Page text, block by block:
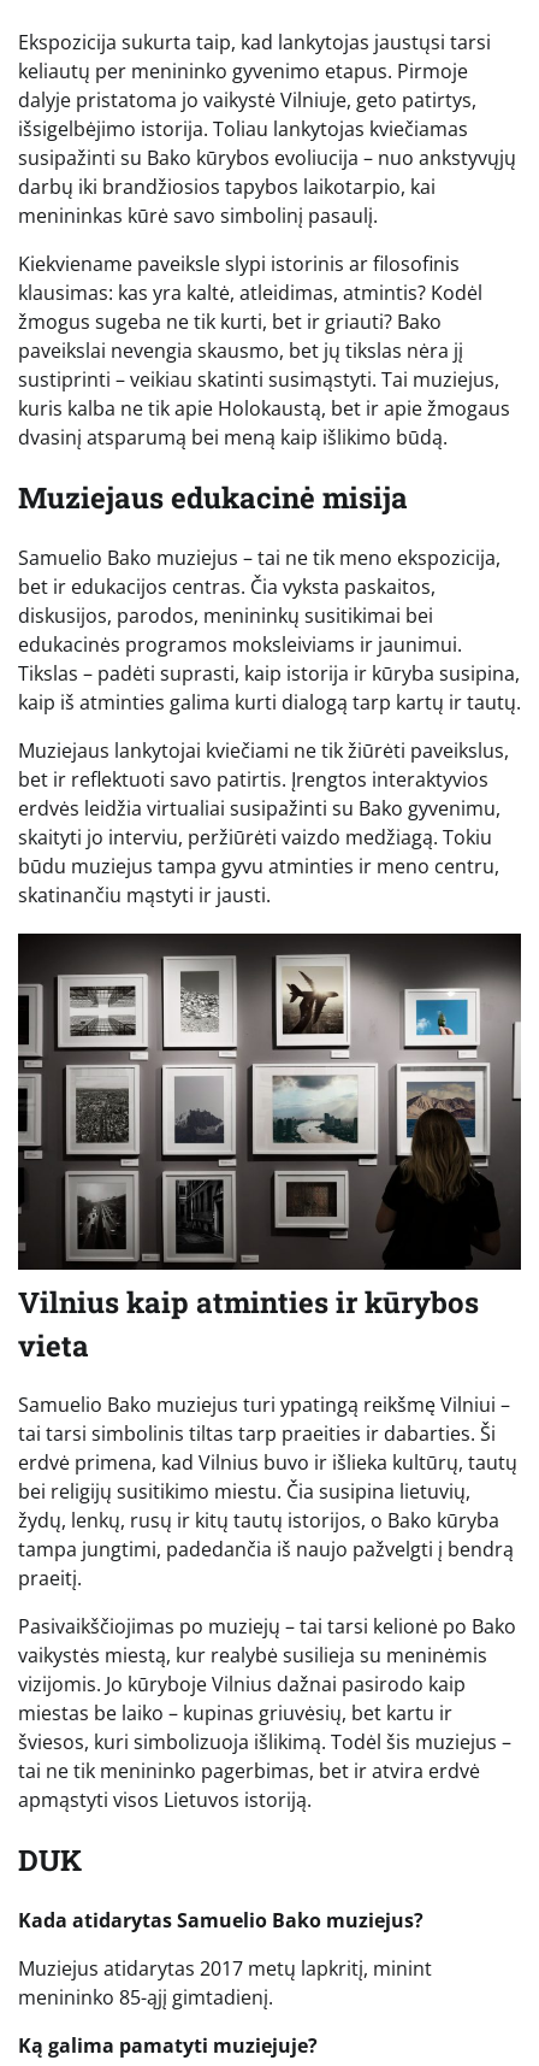
Ekspozicija sukurta taip, kad lankytojas jaustųsi tarsi
keliautų per menininko gyvenimo etapus. Pirmoje
dalyje pristatoma jo vaikystė Vilniuje, geto patirtys,
išsigelbėjimo istorija. Toliau lankytojas kviečiamas
susipažinti su Bako kūrybos evoliucija – nuo ankstyvųjų
darbų iki brandžiosios tapybos laikotarpio, kai
menininkas kūrė savo simbolinį pasaulį.
Kiekviename paveiksle slypi istorinis ar filosofinis
klausimas: kas yra kaltė, atleidimas, atmintis? Kodėl
žmogus sugeba ne tik kurti, bet ir griauti? Bako
paveikslai nevengia skausmo, bet jų tikslas nėra jį
sustiprinti – veikiau skatinti susimąstyti. Tai muziejus,
kuris kalba ne tik apie Holokaustą, bet ir apie žmogaus
dvasinį atsparumą bei meną kaip išlikimo būdą.
Muziejaus edukacinė misija
Samuelio Bako muziejus – tai ne tik meno ekspozicija,
bet ir edukacijos centras. Čia vyksta paskaitos,
diskusijos, parodos, menininkų susitikimai bei
edukacinės programos moksleiviams ir jaunimui.
Tikslas – padėti suprasti, kaip istorija ir kūryba susipina,
kaip iš atminties galima kurti dialogą tarp kartų ir tautų.
Muziejaus lankytojai kviečiami ne tik žiūrėti paveikslus,
bet ir reflektuoti savo patirtis. Įrengtos interaktyvios
erdvės leidžia virtualiai susipažinti su Bako gyvenimu,
skaityti jo interviu, peržiūrėti vaizdo medžiagą. Tokiu
būdu muziejus tampa gyvu atminties ir meno centru,
skatinančiu mąstyti ir jausti.
Vilnius kaip atminties ir kūrybos
vieta
Samuelio Bako muziejus turi ypatingą reikšmę Vilniui –
tai tarsi simbolinis tiltas tarp praeities ir dabarties. Ši
erdvė primena, kad Vilnius buvo ir išlieka kultūrų, tautų
bei religijų susitikimo miestu. Čia susipina lietuvių,
žydų, lenkų, rusų ir kitų tautų istorijos, o Bako kūryba
tampa jungtimi, padedančia iš naujo pažvelgti į bendrą
praeitį.
Pasivaikščiojimas po muziejų – tai tarsi kelionė po Bako
vaikystės miestą, kur realybė susilieja su meninėmis
vizijomis. Jo kūryboje Vilnius dažnai pasirodo kaip
miestas be laiko – kupinas griuvėsių, bet kartu ir
šviesos, kuri simbolizuoja išlikimą. Todėl šis muziejus –
tai ne tik menininko pagerbimas, bet ir atvira erdvė
apmąstyti visos Lietuvos istoriją.
DUK
Kada atidarytas Samuelio Bako muziejus?
Muziejus atidarytas 2017 metų lapkritį, minint
menininko 85-ąjį gimtadienį.
Ką galima pamatyti muziejuje?